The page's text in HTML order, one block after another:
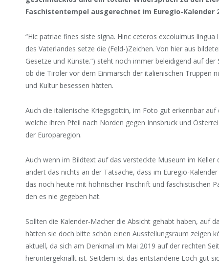
Faschistentempel ausgerechnet im Euregio-Kalender
“Hic patriae fines siste signa. Hinc ceteros excoluimus lingua
des Vaterlandes setze die (Feld-)Zeichen. Von hier aus
Gesetze und Künste.“) steht noch immer beleidigend auf
ob die Tiroler vor dem Einmarsch der italienischen Truppen
und Kultur besessen hätten.
Auch die italienische Kriegsgöttin, im Foto gut erkennbar auf
welche ihren Pfeil nach Norden gegen Innsbruck und
der Europaregion.
Auch wenn im Bildtext auf das versteckte Museum im Keller
ändert das nichts an der Tatsache, dass im Euregio-
das noch heute mit höhnischer Inschrift und faschistischen
den es nie gegeben hat.
Sollten die Kalender-Macher die Absicht gehabt haben, auf
hätten sie doch bitte schön einen Ausstellungsraum zeigen
aktuell, da sich am Denkmal im Mai 2019 auf der rechten
heruntergeknallt ist. Seitdem ist das entstandene Loch gut